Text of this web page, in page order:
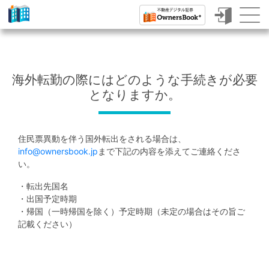
ク
ウ
ド
ァ
ン
デ
ィ
ン
グ
海外転勤の際にはどのような手続きが必要
となりますか。
住民票異動を伴う国外転出をされる場合は、
info@ownersbook.jp まで下記の内容を添えてご連絡くださ
い。
・転出先国名
・出国予定時期
・帰国（一時帰国を除く）予定時期（未定の場合はその旨ご
記載ください）